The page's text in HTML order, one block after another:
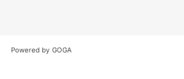
Powered by GOGA